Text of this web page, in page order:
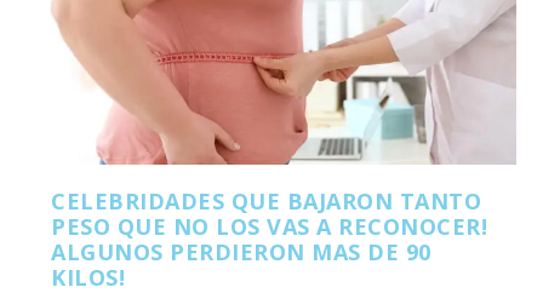
CELEBRIDADES QUE BAJARON TANTO
PESO QUE NO LOS VAS A RECONOCER!
ALGUNOS PERDIERON MAS DE 90
KILOS!